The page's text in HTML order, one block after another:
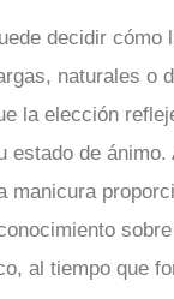
decidir cómo
naturales o
la elección
estado de ánimo.
manicura
al tiempo que